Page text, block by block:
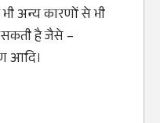
अन्‍य कारणों से भी
सकती है जैसे –
आदि।